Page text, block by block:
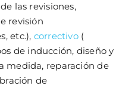
las revisiones,
revisión
etc.), correctivo(
de inducción, diseño y
medida, reparación de
de